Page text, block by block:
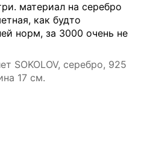
материал на серебро
как будто
норм, за 3000 очень не
SOKOLOV, серебро, 925
17 см.